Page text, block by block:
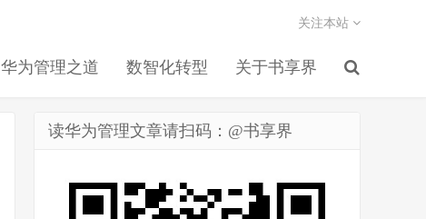
华为管理之道 数智化转型 关于书享界
关注本站
读华为管理文章请扫码：@书享界